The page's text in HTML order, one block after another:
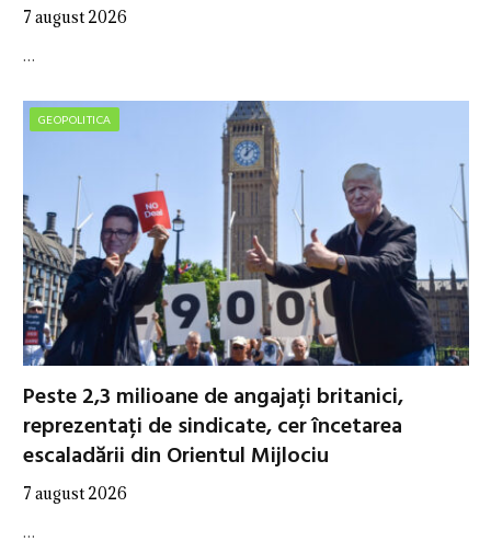
7 august 2026
…
GEOPOLITICA
Peste 2,3 milioane de angajați britanici,
reprezentați de sindicate, cer încetarea
escaladării din Orientul Mijlociu
7 august 2026
…